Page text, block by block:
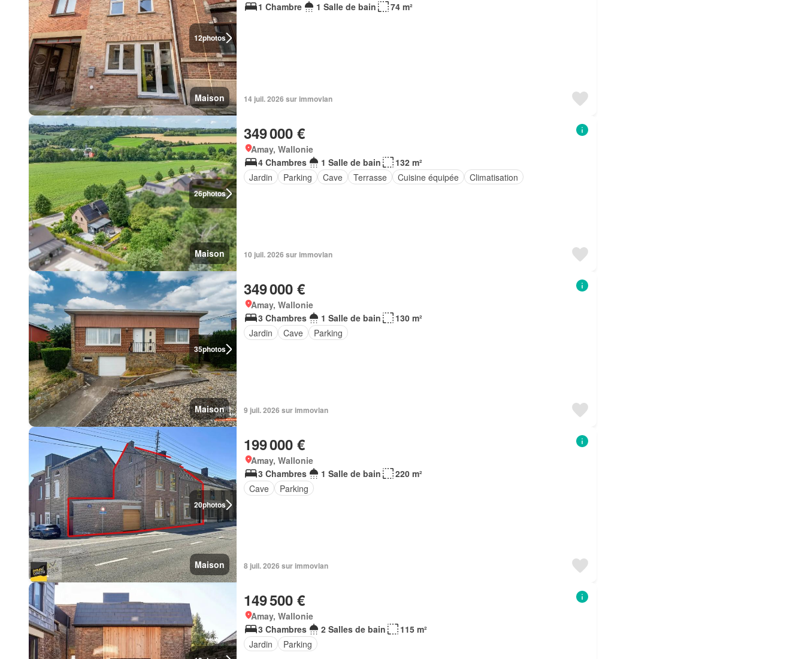
12photos
Maison
1 Chambre
1 Salle de bain 74 m²
14 juil. 2026 sur immovlan
26photos
Maison
349 000 €
Amay, Wallonie
4 Chambres
1 Salle de bain
132 m²
Jardin
Parking Cave Terrasse Cuisine équipée Climatisation
10 juil. 2026 sur immovlan
35photos
Maison
349 000 €
Amay, Wallonie
3 Chambres
1 Salle de bain
130 m²
Jardin
Cave Parking
9 juil. 2026 sur immovlan
20photos
Maison
199 000 €
Amay, Wallonie
3 Chambres
1 Salle de bain
220 m²
Cave
Parking
8 juil. 2026 sur immovlan
149 500 €
Amay, Wallonie
3 Chambres
2 Salles de bain
115 m²
Jardin
Parking